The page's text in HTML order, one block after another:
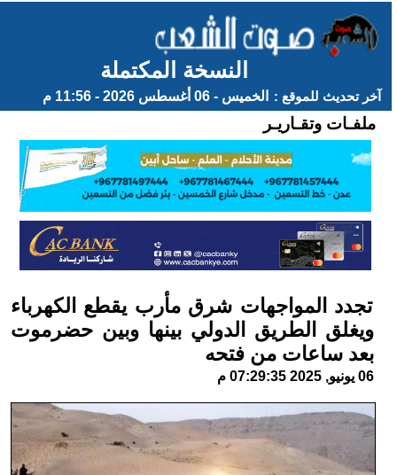
النسخة المكتملة
آخر تحديث للموقع : الخميس - 06 أغسطس 2026 - 11:56 م
ملفـات وتقـاريـر
تجدد المواجهات شرق مأرب يقطع الكهرباء
ويغلق الطريق الدولي بينها وبين حضرموت
بعد ساعات من فتحه
06 يونيو, 2025 07:29:35 م